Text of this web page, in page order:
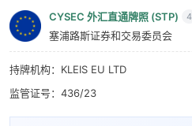
CYSEC 外汇直通牌照 (STP) 4
塞浦路斯证券和交易委员会
持牌机构：KLEIS EU LTD
监管证号：436/23